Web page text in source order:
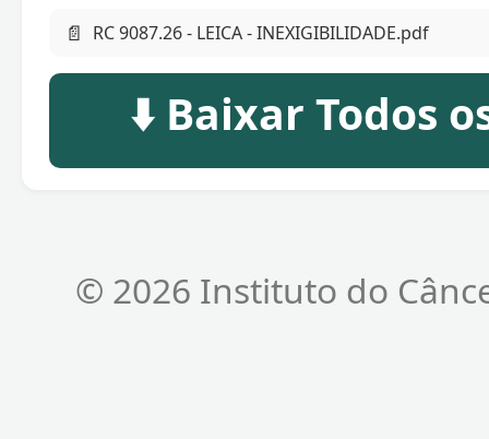
📄 RC 9087.26 - LEICA - INEXIGIBILIDADE.pdf
⬇️ Baixar Todos
© 2026 Instituto do